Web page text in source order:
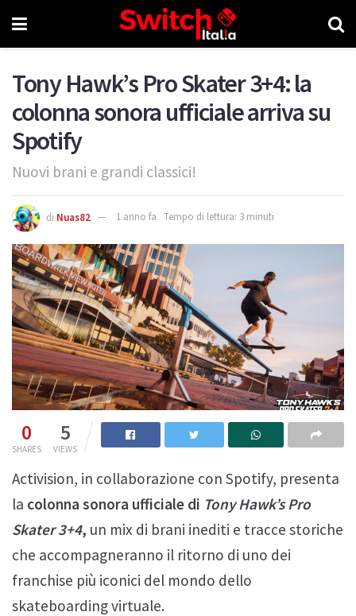
Tony Hawk’s Pro Skater 3+4: la
colonna sonora ufficiale arriva su
Spotify
Nuovi brani e grandi classici!
di Nuas82 1 anno fa Tempo di lettura: 3 minuti
0
SHARES
5
VIEWS
Activision, in collaborazione con Spotify, presenta
la colonna sonora ufficiale di Tony Hawk’s Pro
Skater 3+4, un mix di brani inediti e tracce storiche
che accompagneranno il ritorno di uno dei
franchise più iconici del mondo dello
skateboarding virtuale.